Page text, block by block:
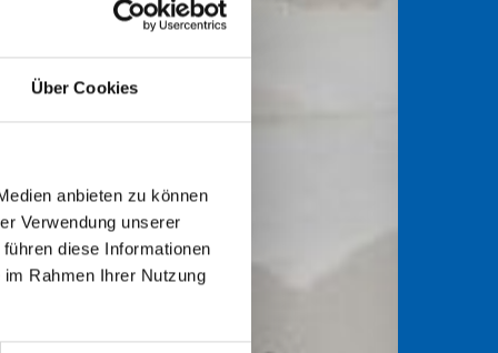
Über Cookies
anbieten zu können
Verwendung unserer
diese Informationen
Rahmen Ihrer Nutzung